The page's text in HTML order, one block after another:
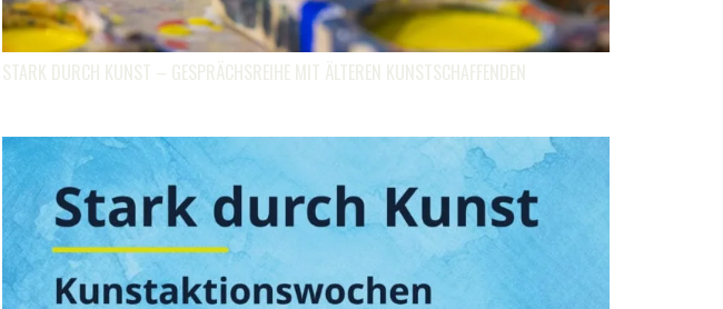
STARK DURCH KUNST – GESPRÄCHSREIHE MIT ÄLTEREN KUNSTSCHAFFENDEN